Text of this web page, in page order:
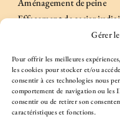
Gérer
Pour offrir les meilleures
les cookies pour stocker et/ou
consentir à ces technologies nous
comportement de navigation ou les
consentir ou de retirer son
caractéristiques et fonctions.
Aménagement de peine
Effacement de casier
Informations
A propos
Case n°22